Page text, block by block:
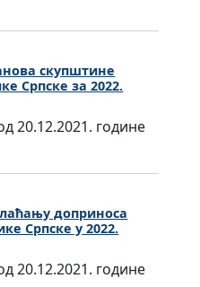
скупштине
Српске за 2022.
20.12.2021. године
доприноса
Српске у 2022.
20.12.2021. године